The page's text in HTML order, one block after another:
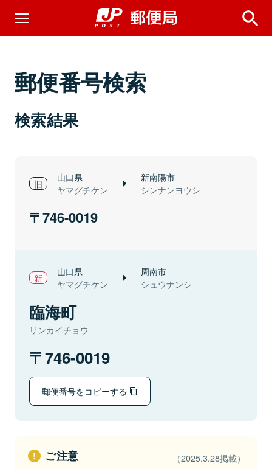
郵便番号検索
検索結果
山口県
ヤマグチケン
新南陽市
シンナンヨウシ
746-0019
山口県
ヤマグチケン
周南市
シュウナンシ
臨海町
リンカイチョウ
746-0019
郵便番号をコピーする
ご注意 （2025.3.28掲載）